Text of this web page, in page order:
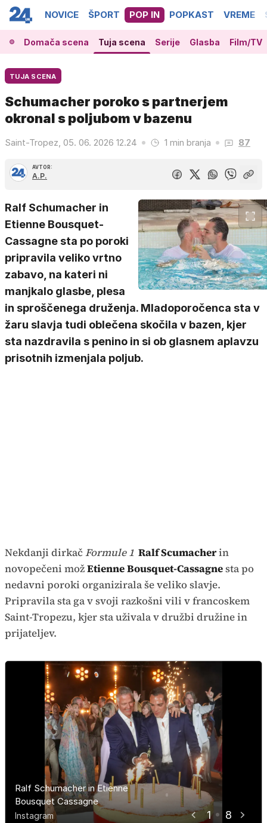
NOVICE ŠPORT POP IN POPKAST VREME
Domača scena Tuja scena Serije Glasba Film/TV
TUJA SCENA
Schumacher poroko s partnerjem
okronal s poljubom v bazenu
Saint-Tropez, 05. 06. 2026 12.24 1 min branja 87
AVTOR:
A.P.
Ralf Schumacher in
Etienne Bousquet-
Cassagne sta po poroki
pripravila veliko vrtno
zabavo, na kateri ni
manjkalo glasbe, plesa
in sproščenega druženja. Mladoporočenca sta v
žaru slavja tudi oblečena skočila v bazen, kjer
sta nazdravila s penino in si ob glasnem aplavzu
prisotnih izmenjala poljub.
Nekdanji dirkačFormule 1 Ralf Scumacherin
novopečeni možEtienne Bousquet-Cassagnesta po
nedavni poroki organizirala še veliko slavje.
Pripravila sta ga v svoji razkošni vili v francoskem
Saint-Tropezu, kjer sta uživala v družbi družine in
prijateljev.
1 8
Ralf Schumacher in Etienne
Bousquet Cassagne
Instagram
Ralf Schumacher in Etienne
Bousquet Cassagne
Instagram
Ralf Schumacher in Etienne
Bousquet Cassagne
Instagram
Ralf Schumacher in Etienne
Bousquet Cassagne
Instagram
Ralf Schumacher in Etienne
Bousquet Cassagne
Instagram
Ralf Schumacher in Etienne
Bousquet Cassagne
Instagram
Ralf Schumacher in Etienne
Bousquet Cassagne
Instagram
Ralf Schumacher in Etienne
Bousquet Cassagne
Instagram